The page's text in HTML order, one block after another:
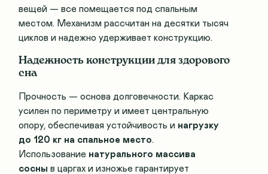
вещей — все помещается под спальным
местом. Механизм рассчитан на десятки тысяч
циклов и надежно удерживает конструкцию.
Надежность конструкции для здорового
сна
Прочность — основа долговечности. Каркас
усилен по периметру и имеет центральную
опору, обеспечивая устойчивость и нагрузку
до 120 кг на спальное место.
Использование натурального массива
сосны в царгах и изножье гарантирует